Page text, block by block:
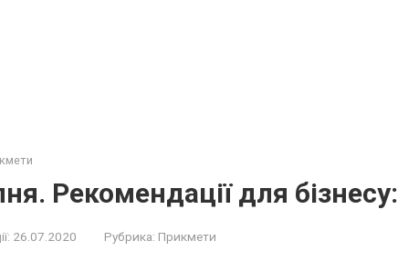
Рекомендації для бізнесу:
26.07.2020 Рубрика: Прикмети